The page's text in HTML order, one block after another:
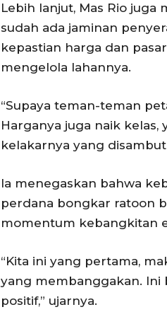
Lebih lanjut, Mas Rio
sudah ada jaminan
kepastian harga dan
mengelola lahannya.
“Supaya teman-teman
Harganya juga naik kelas,
kelakarnya yang
Ia menegaskan bahwa
perdana bongkar ratoon
momentum kebangkitan
“Kita ini yang pertama,
yang membanggakan. Ini
positif,” ujarnya.